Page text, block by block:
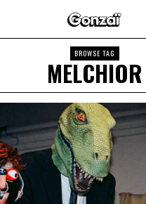
BROWSE TAG
MELCHIOR